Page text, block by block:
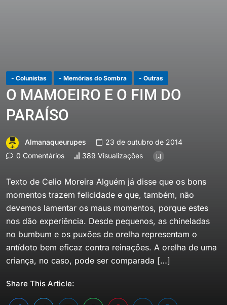
- Colunistas - Memórias do Sombra - Outras
O MAMOEIRO E O FIM DO
PARAÍSO
Almanaqueurupes
23 de outubro de 2014
0 Comentários
389 Visualizações
Texto de Celio Moreira Alguém já disse que os bons
momentos trazem felicidade e que, também, não
devemos lamentar os maus momentos, porque estes
nos dão experiência. Desde pequenos, as chineladas
no bumbum e os puxões de orelha representam o
antídoto bem eficaz contra reinações. A orelha de uma
criança, no caso, pode ser comparada […]
Share This Article: